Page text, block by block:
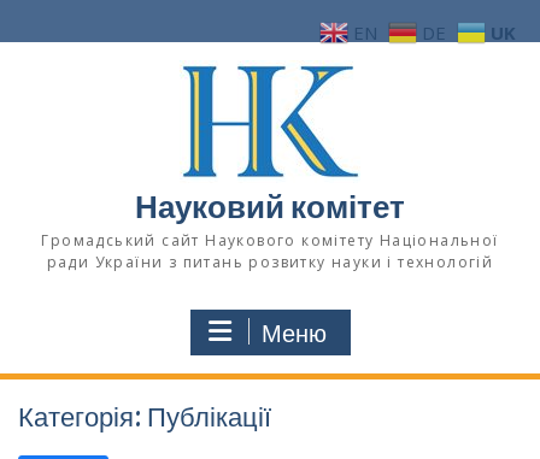
до
Науковий комітет
Громадський сайт Наукового комітету Національної
ради України з питань розвитку науки і технологій
Меню
Категорія: Публікації
EN DE UK